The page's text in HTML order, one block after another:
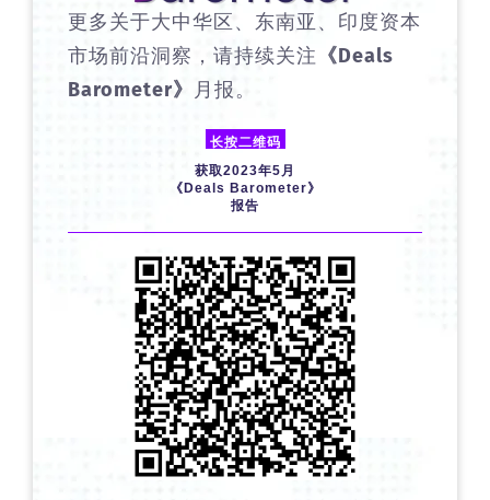
更多关于大中华区、东南亚、印度资本
市场前沿洞察，请持续关注 《Deals
Barometer》 月报。
长按二维码
获取2023年5月
《Deals Barometer》
报告